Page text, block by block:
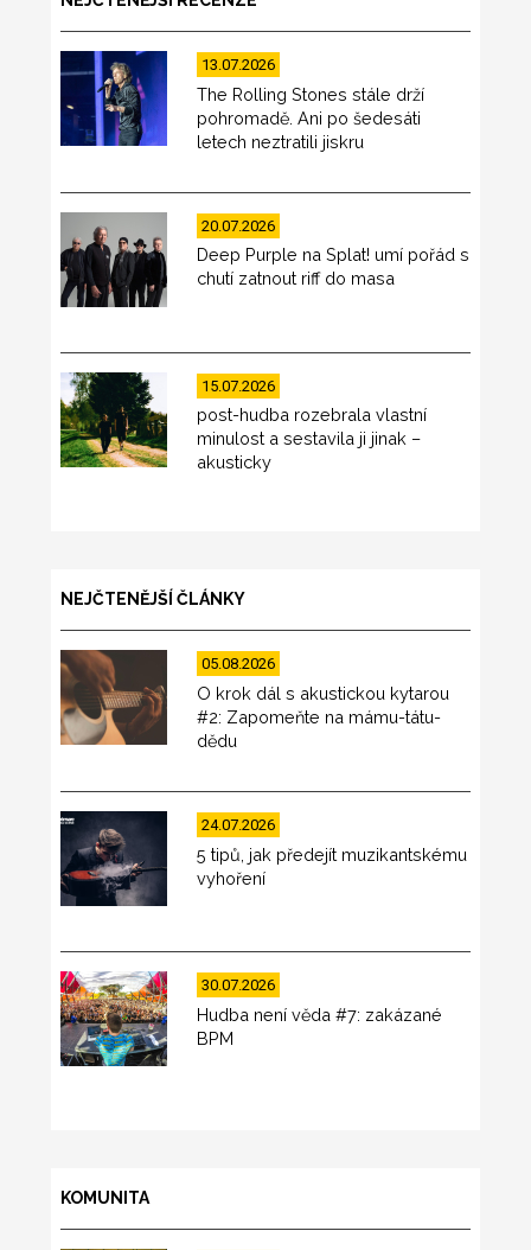
13.07.2026
The Rolling Stones stále drží
pohromadě. Ani po šedesáti
letech neztratili jiskru
20.07.2026
Deep Purple na Splat! umí pořád s
chutí zatnout riff do masa
15.07.2026
post-hudba rozebrala vlastní
minulost a sestavila ji jinak –
akusticky
NEJČTENĚJŠÍ ČLÁNKY
05.08.2026
O krok dál s akustickou kytarou
#2: Zapomeňte na mámu-tátu-
dědu
24.07.2026
5 tipů, jak předejít muzikantskému
vyhoření
30.07.2026
Hudba není věda #7: zakázané
BPM
KOMUNITA